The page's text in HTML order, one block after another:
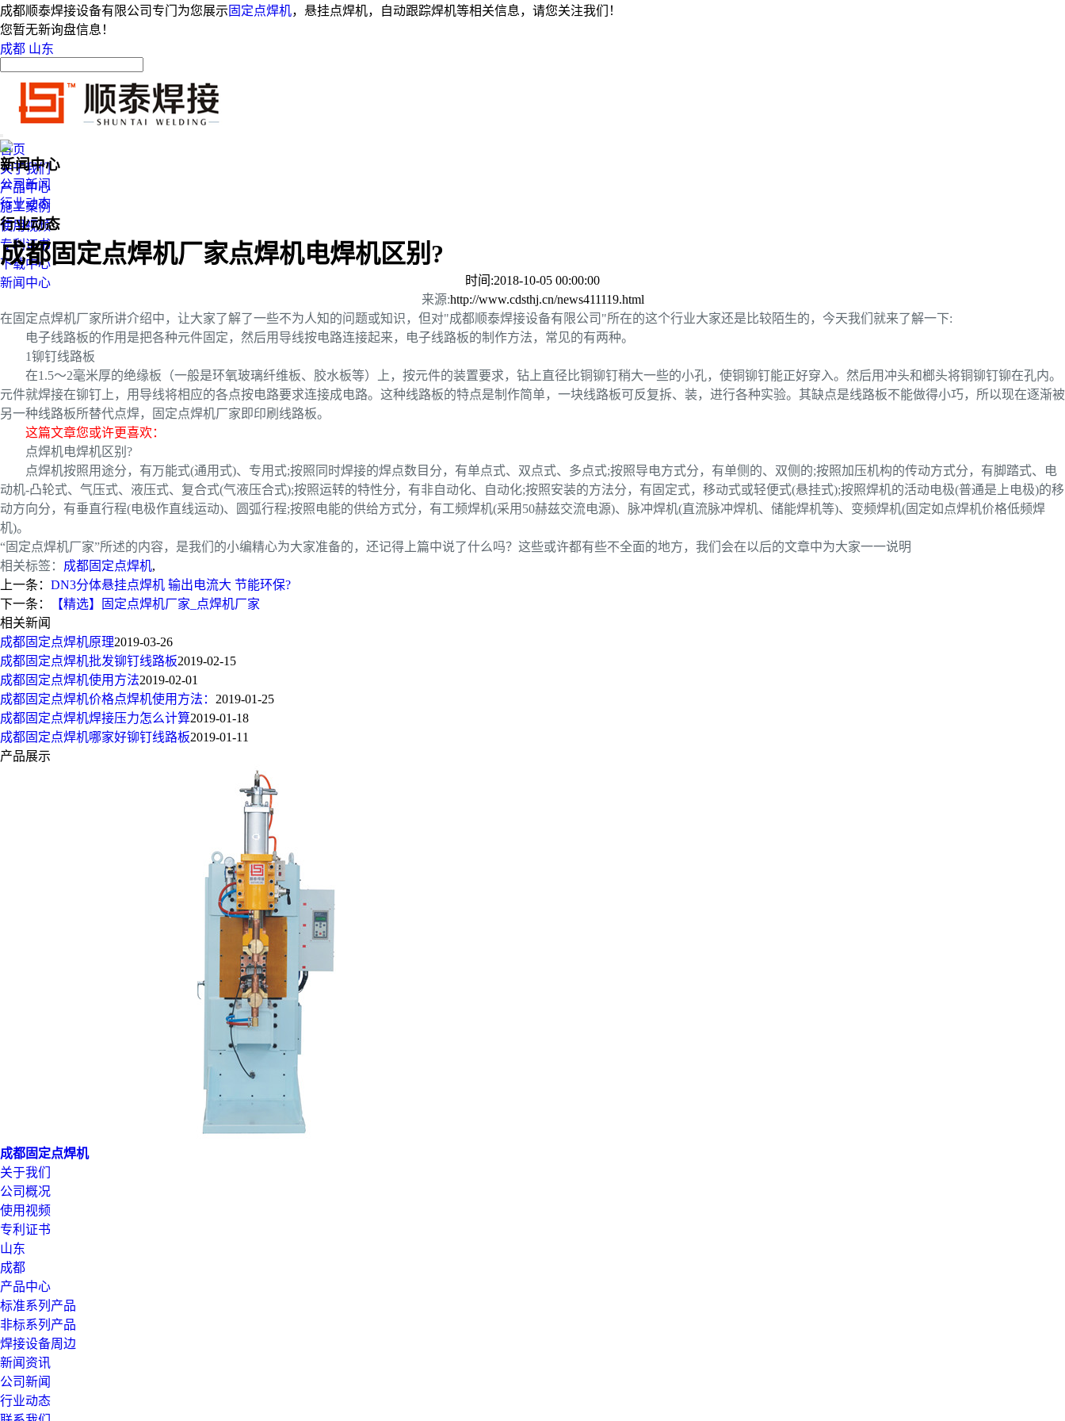
成都顺泰焊接设备有限公司专门为您展示 固定点焊机，悬挂点焊机，自动跟踪焊机等相关信息，请您关注我们！
您暂无新询盘信息！
成都 山东
首页
关于我们
产品中心
施工案例
使用视频
专利证书
下载中心
新闻中心
新闻中心
公司新闻
行业动态
行业动态
成都固定点焊机厂家点焊机电焊机区别?
时间:2018-10-05 00:00:00
来源:http://www.cdsthj.cn/news411119.html
在固定点焊机厂家所讲介绍中，让大家了解了一些不为人知的问题或知识，但对"成都顺泰焊接设备有限公司"所在的这个行业大家还是比较陌生的，今天我们就来了解一下:
电子线路板的作用是把各种元件固定，然后用导线按电路连接起来，电子线路板的制作方法，常见的有两种。
1铆钉线路板
在1.5～2毫米厚的绝缘板（一般是环氧玻璃纤维板、胶水板等）上，按元件的装置要求，钻上直径比铜铆钉稍大一些的小孔，使铜铆钉能正好穿入。然后用冲头和榔头将铜铆钉铆在孔内。
元件就焊接在铆钉上，用导线将相应的各点按电路要求连接成电路。这种线路板的特点是制作简单，一块线路板可反复拆、装，进行各种实验。其缺点是线路板不能做得小巧，所以现在逐渐被
另一种线路板所替代点焊，固定点焊机厂家即印刷线路板。
这篇文章您或许更喜欢：
点焊机电焊机区别?
点焊机按照用途分，有万能式(通用式)、专用式;按照同时焊接的焊点数目分，有单点式、双点式、多点式;按照导电方式分，有单侧的、双侧的;按照加压机构的传动方式分，有脚踏式、电
动机-凸轮式、气压式、液压式、复合式(气液压合式);按照运转的特性分，有非自动化、自动化;按照安装的方法分，有固定式，移动式或轻便式(悬挂式);按照焊机的活动电极(普通是上电极)的移
动方向分，有垂直行程(电极作直线运动)、圆弧行程;按照电能的供给方式分，有工频焊机(采用50赫兹交流电源)、脉冲焊机(直流脉冲焊机、储能焊机等)、变频焊机(固定如点焊机价格低频焊
机)。
“固定点焊机厂家”所述的内容，是我们的小编精心为大家准备的，还记得上篇中说了什么吗？这些或许都有些不全面的地方，我们会在以后的文章中为大家一一说明
相关标签： 成都固定点焊机,
上一条： DN3分体悬挂点焊机 输出电流大 节能环保?
下一条：
【精选】固定点焊机厂家_点焊机厂家
相关新闻
成都固定点焊机原理2019-03-26
成都固定点焊机批发铆钉线路板2019-02-15
成都固定点焊机使用方法2019-02-01
成都固定点焊机价格点焊机使用方法： 2019-01-25
成都固定点焊机焊接压力怎么计算2019-01-18
成都固定点焊机哪家好铆钉线路板2019-01-11
产品展示
成都固定点焊机
关于我们
公司概况
使用视频
专利证书
山东
成都
产品中心
标准系列产品
非标系列产品
焊接设备周边
新闻资讯
公司新闻
行业动态